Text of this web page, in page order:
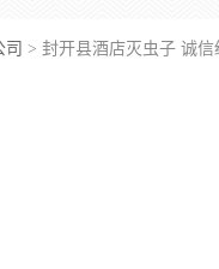
> 封开县酒店灭虫子 诚信